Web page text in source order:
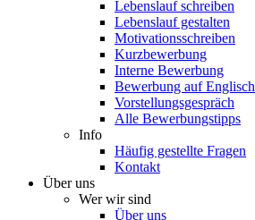
Lebenslauf schreiben
Lebenslauf gestalten
Motivationsschreiben
Kurzbewerbung
Interne Bewerbung
Bewerbung auf Englisch
Vorstellungsgespräch
Alle Bewerbungstipps
Info
Häufig gestellte Fragen
Kontakt
Über uns
Wer wir sind
Über uns